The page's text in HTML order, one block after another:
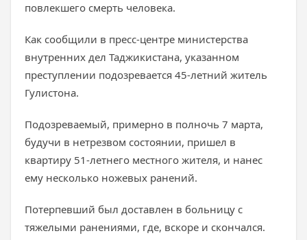
повлекшего смерть человека.
Как сообщили в пресс-центре министерства
внутренних дел Таджикистана, указанном
преступлении подозревается 45-летний житель
Гулистона.
Подозреваемый, примерно в полночь 7 марта,
будучи в нетрезвом состоянии, пришел в
квартиру 51-летнего местного жителя, и нанес
ему несколько ножевых ранений.
Потерпевший был доставлен в больницу с
тяжелыми ранениями, где, вскоре и скончался.